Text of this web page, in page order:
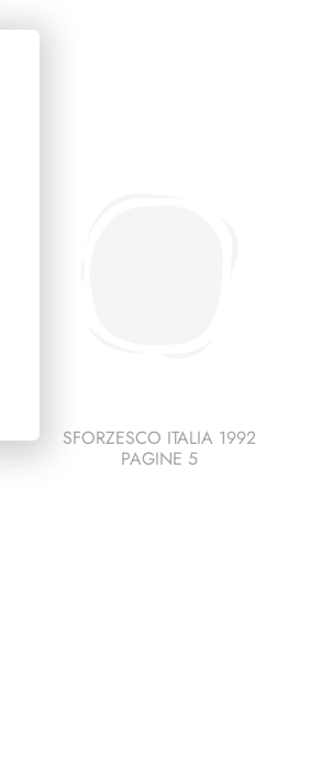
SFORZESCO ITALIA 1992
PAGINE 5